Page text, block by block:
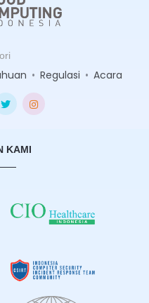
• Regulasi • Acara
KAMI